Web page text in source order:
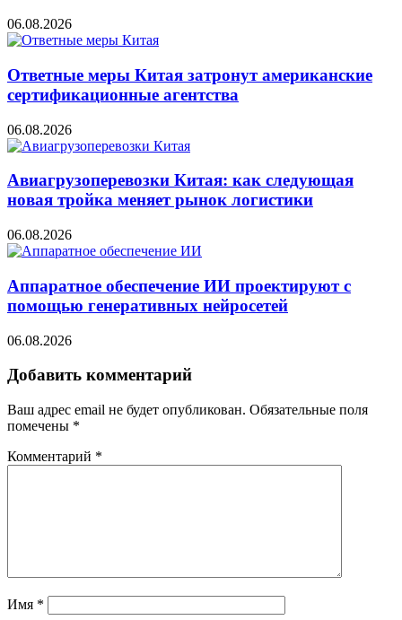
06.08.2026
Ответные меры Китая затронут американские
сертификационные агентства
06.08.2026
Авиагрузоперевозки Китая: как следующая
новая тройка меняет рынок логистики
06.08.2026
Аппаратное обеспечение ИИ проектируют с
помощью генеративных нейросетей
06.08.2026
Добавить комментарий
Ваш адрес email не будет опубликован. Обязательные поля
помечены *
Комментарий *
Имя *